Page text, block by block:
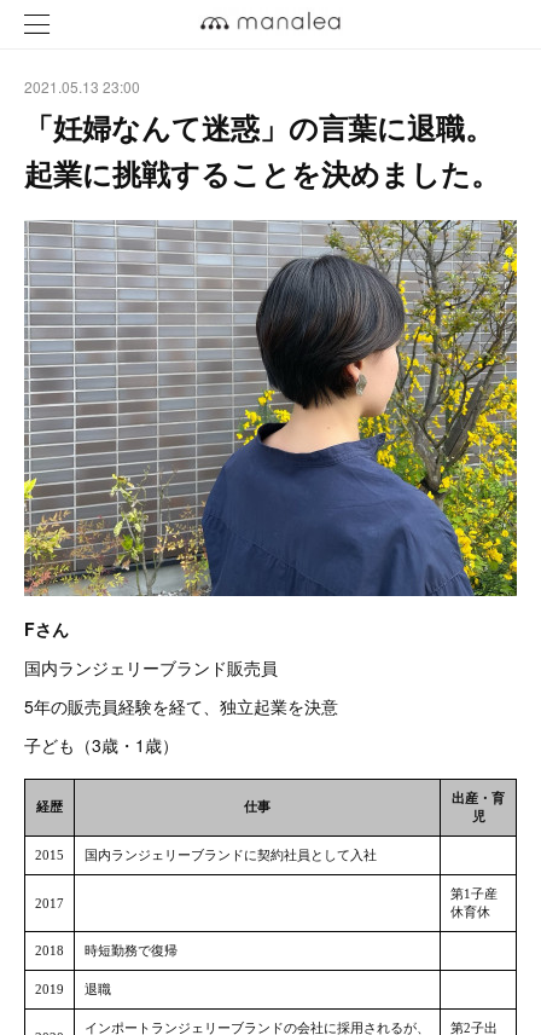
2021.05.13 23:00
「妊婦なんて迷惑」の言葉に退職。
起業に挑戦することを決めました。
Fさん
国内ランジェリーブランド販売員
5年の販売員経験を経て、独立起業を決意
子ども（3歳・1歳）